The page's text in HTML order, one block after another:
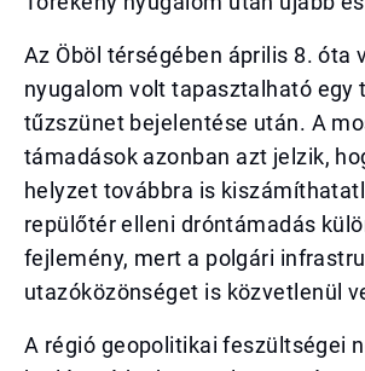
Az Öböl térségében április 8. óta
nyugalom volt tapasztalható egy
tűzszünet bejelentése után. A
támadások azonban azt jelzik,
helyzet továbbra is
repülőtér elleni dróntámadás
fejlemény, mert a polgári
utazóközönséget is közvetlenül
A régió geopolitikai feszültségei